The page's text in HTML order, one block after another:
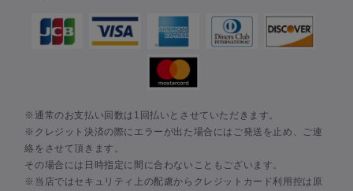
※通常のお支払い回数は1回払いとさせていただきます。
※クレジット決済の際にエラーが出た場合にはご発送を止め、ご連
絡をさせて頂きます。
その場合には日時指定に間に合わないこともございます。
※当店ではセキュリティ上の配慮からクレジットカード利用控は原